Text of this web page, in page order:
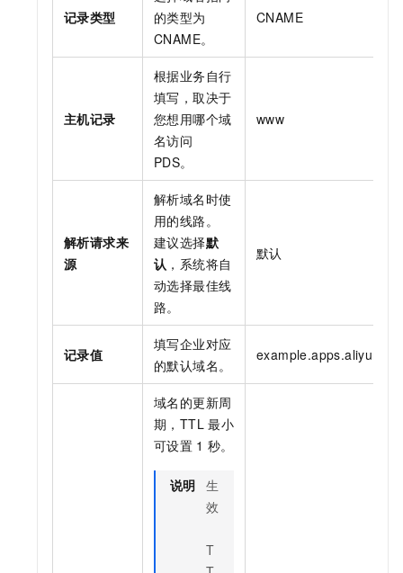
记录类型
的类型为
CNAME。
CNAME
主机记录
根据业务自行
填写，取决于
您想用哪个域
名访问
PDS。
www
解析请求来
源
解析域名时使
用的线路。
建议选择默
认 ，系统将自
动选择最佳线
路。
默认
记录值
填写企业对应
的默认域名。
域名的更新周
期，TTL 最小
可设置 1 秒。
说明 生
效
T